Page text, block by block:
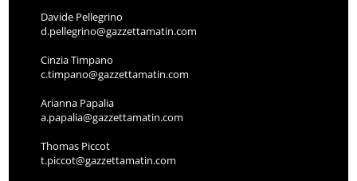
Davide Pellegrino
d.pellegrino@gazzettamatin.com
Cinzia Timpano
c.timpano@gazzettamatin.com
Arianna Papalia
a.papalia@gazzettamatin.com
Thomas Piccot
t.piccot@gazzettamatin.com